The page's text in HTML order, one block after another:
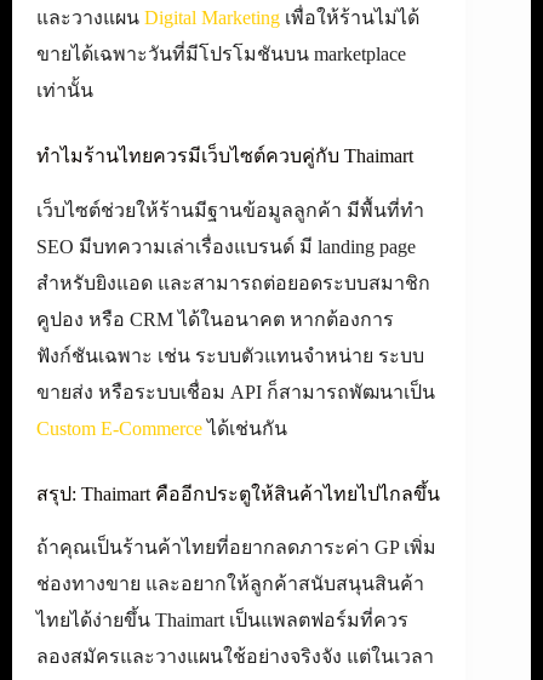
และวางแผน Digital Marketing เพื่อให้ร้านไม่ได้
ขายได้เฉพาะวันที่มีโปรโมชันบน marketplace
เท่านั้น
ทำไมร้านไทยควรมีเว็บไซต์ควบคู่กับ Thaimart
เว็บไซต์ช่วยให้ร้านมีฐานข้อมูลลูกค้า มีพื้นที่ทำ
SEO มีบทความเล่าเรื่องแบรนด์ มี landing page
สำหรับยิงแอด และสามารถต่อยอดระบบสมาชิก
คูปอง หรือ CRM ได้ในอนาคต หากต้องการ
ฟังก์ชันเฉพาะ เช่น ระบบตัวแทนจำหน่าย ระบบ
ขายส่ง หรือระบบเชื่อม API ก็สามารถพัฒนาเป็น
Custom E-Commerceได้เช่นกัน
สรุป: Thaimart คืออีกประตูให้สินค้าไทยไปไกลขึ้น
ถ้าคุณเป็นร้านค้าไทยที่อยากลดภาระค่า GP เพิ่ม
ช่องทางขาย และอยากให้ลูกค้าสนับสนุนสินค้า
ไทยได้ง่ายขึ้น Thaimart เป็นแพลตฟอร์มที่ควร
ลองสมัครและวางแผนใช้อย่างจริงจัง แต่ในเวลา